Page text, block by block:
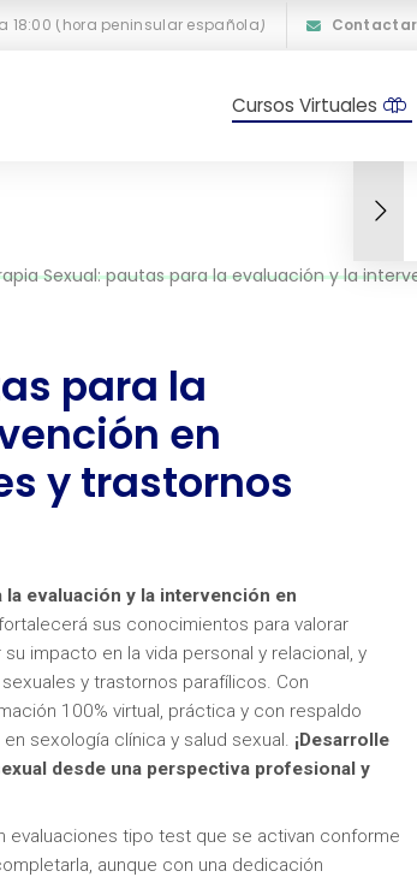
a 18:00 (hora peninsular española) Contactar
Cursos Virtuales
Sexual: pautas para la evaluación y la intervención en disfunciones
para la
en
y trastornos
la evaluación y la intervención en
sus conocimientos para valorar
impacto en la vida personal y relacional, y
y trastornos parafílicos. Con
100% virtual, práctica y con respaldo
sexología clínica y salud sexual. ¡Desarrolle
desde una perspectiva profesional y
evaluaciones tipo test que se activan conforme
aunque con una dedicación